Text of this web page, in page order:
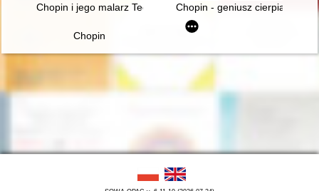
Chopin i jego malarz Teofil Kwiatkowski (1809-1891).
Chopin - geniusz cierpiący
Chopin